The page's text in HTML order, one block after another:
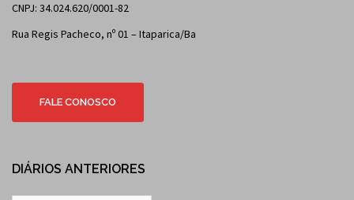
CNPJ: 34.024.620/0001-82
Rua Regis Pacheco, nº 01 – Itaparica/Ba
FALE CONOSCO
DIÁRIOS ANTERIORES